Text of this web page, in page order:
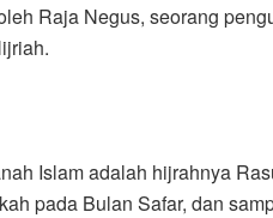
Raja Negus, seorang
Islam adalah hijrahnya
pada Bulan Safar, dan